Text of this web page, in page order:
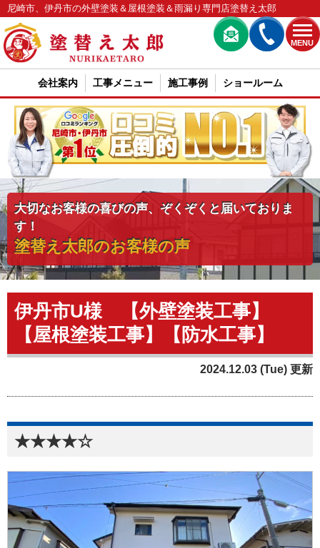
MENU
尼崎市、伊丹市の外壁塗装＆屋根塗装＆雨漏り専門店塗替え太郎
会社案内 工事メニュー 施工事例 ショールーム
大切なお客様の喜びの声、ぞくぞくと届いておりま
す！
塗替え太郎のお客様の声
伊丹市U様 【外壁塗装工事】
【屋根塗装工事】【防水工事】
2024.12.03 (Tue) 更新
★★★★☆